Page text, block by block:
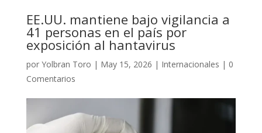
EE.UU. mantiene bajo vigilancia a
41 personas en el país por
exposición al hantavirus
por Yolbran Toro | May 15, 2026 | Internacionales | 0
Comentarios